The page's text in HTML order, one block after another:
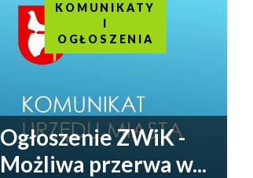
KOMUNIKATY
I
OGŁOSZENIA
Ogłoszenie ZWiK -
Możliwa przerwa w...